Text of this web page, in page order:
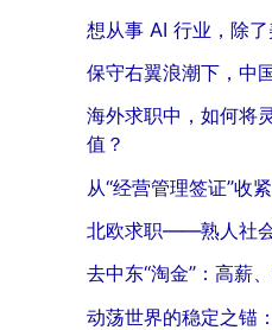
想从事 AI 行业，除
保守右翼浪潮下，中
海外求职中，如何将
值？
从“经营管理签证”收
北欧求职——熟人社
去中东“淘金”：高薪
动荡世界的稳定之锚